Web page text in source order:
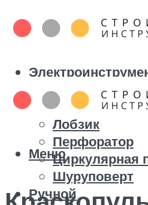
Болгарка
Дрель
Лобзик
Перфоратор
Циркулярная
Шуруповерт
Ручной
Меню